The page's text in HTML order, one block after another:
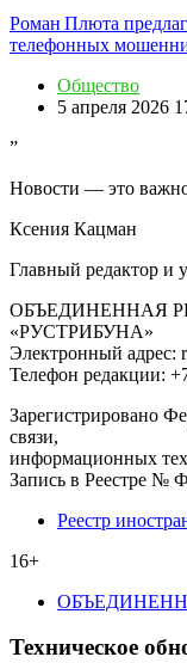
Роман Плюта
телефонных
Общество
5 апреля 2026
”
Новости — это
Ксения Кацман
Главный редактор и
ОБЪЕДИНЕННАЯ
«РУСТРИБУНА»
Электронный адрес:
Телефон редакции:
Зарегистрировано
связи,
информационных
Запись в Реестре №
Реестр
16+
Техническое